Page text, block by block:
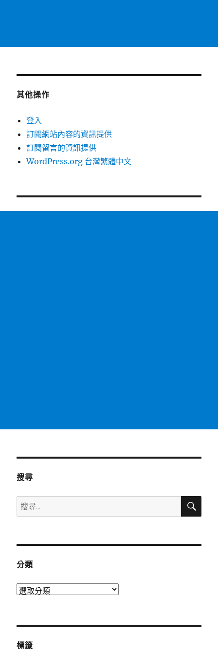
其他操作
登入
訂閱網站內容的資訊提供
訂閱留言的資訊提供
WordPress.org 台灣繁體中文
搜尋
搜
尋
鍵
搜
分類
分
標籤